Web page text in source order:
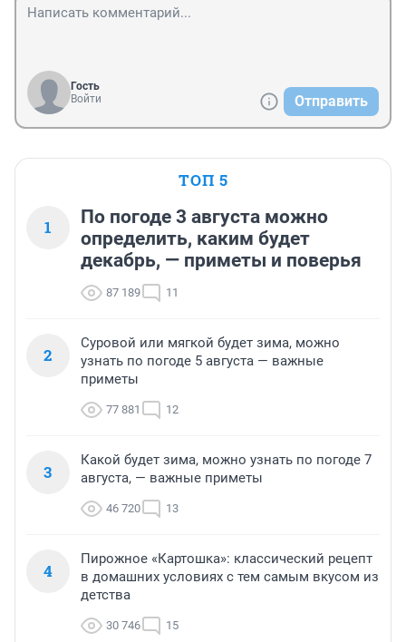
Гость
Войти
Отправить
ТОП 5
1
По погоде 3 августа можно
определить, каким будет
декабрь, — приметы и поверья
87 189 11
2
Суровой или мягкой будет зима, можно
узнать по погоде 5 августа — важные
приметы
77 881 12
3
Какой будет зима, можно узнать по погоде 7
августа, — важные приметы
46 720 13
4
Пирожное «Картошка»: классический рецепт
в домашних условиях с тем самым вкусом из
детства
30 746 15